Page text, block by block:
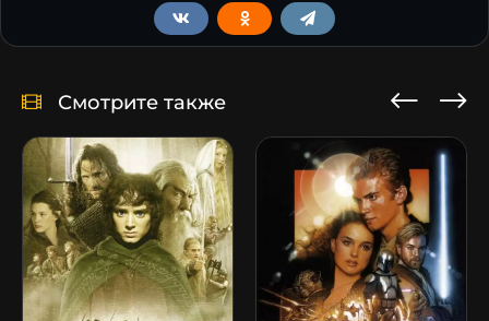
Смотрите также